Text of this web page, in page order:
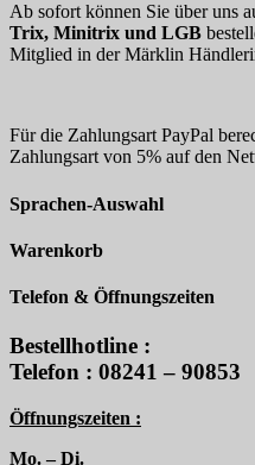
Ab sofort können Sie über uns
Trix, Minitrix und LGB
Mitglied in der Märklin
Für die Zahlungsart PayPal
Zahlungsart von 5% auf den
Sprachen-Auswahl
Warenkorb
Telefon & Öffnungszeiten
Bestellhotline :
Telefon : 08241 – 90853
Öffnungszeiten :
Mo. – Di.